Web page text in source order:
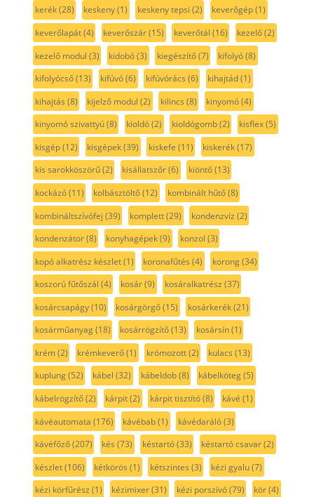
kerék(28) keskeny(1) keskeny tepsi (2) keverőgép(1)
keverőlapát(4) keverőszár(15) keverőtál (16) kezelő(2)
kezelő modul (3) kidobó(3) kiegészítő(7) kifolyó(8)
kifolyócső(13) kifúvó(6) kifúvórács (6) kihajtád(1)
kihajtás (8) kijelző modul (2) kilincs (8) kinyomó(4)
kinyomó szivattyú(8) kioldó(2) kioldógomb(2) kisflex(5)
kisgép(12) kisgépek(39) kiskefe (11) kiskerék(17)
kis sarokköszörű(2) kisállatszőr(6) kiöntő(13)
kockázó(11) kolbásztöltő(12) kombinált hűtő(8)
kombináltszívófej (39) komplett(29) kondenzvíz (2)
kondenzátor(8) konyhagépek(9) konzol (3)
kopó alkatrész készlet(1) koronafűtés (4) korong(34)
koszorú fűtőszál (4) kosár(9) kosáralkatrész (37)
kosárcsapágy(10) kosárgörgő(15) kosárkerék(21)
kosárműanyag(18) kosárrögzítő(13) kosársín(1)
krém(2) krémkeverő(1) krómozott(2) kulacs (13)
kuplung(52) kábel (32) kábeldob(8) kábelköteg(5)
kábelrögzítő(2) kárpit(2) kárpit tisztító(8) kávé (1)
kávéautomata (176) kávébab(1) kávédaráló(3)
kávéfőző(207) kés (73) késtartó(33) késtartó csavar(2)
készlet(106) kétkörös (1) kétszintes (3) kézi gyalu(7)
kézi körfűrész (1) kézimixer(31) kézi porszívó(79) kör(4)